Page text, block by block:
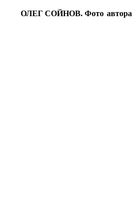
ОЛЕГ СОЙНОВ.Фото автора